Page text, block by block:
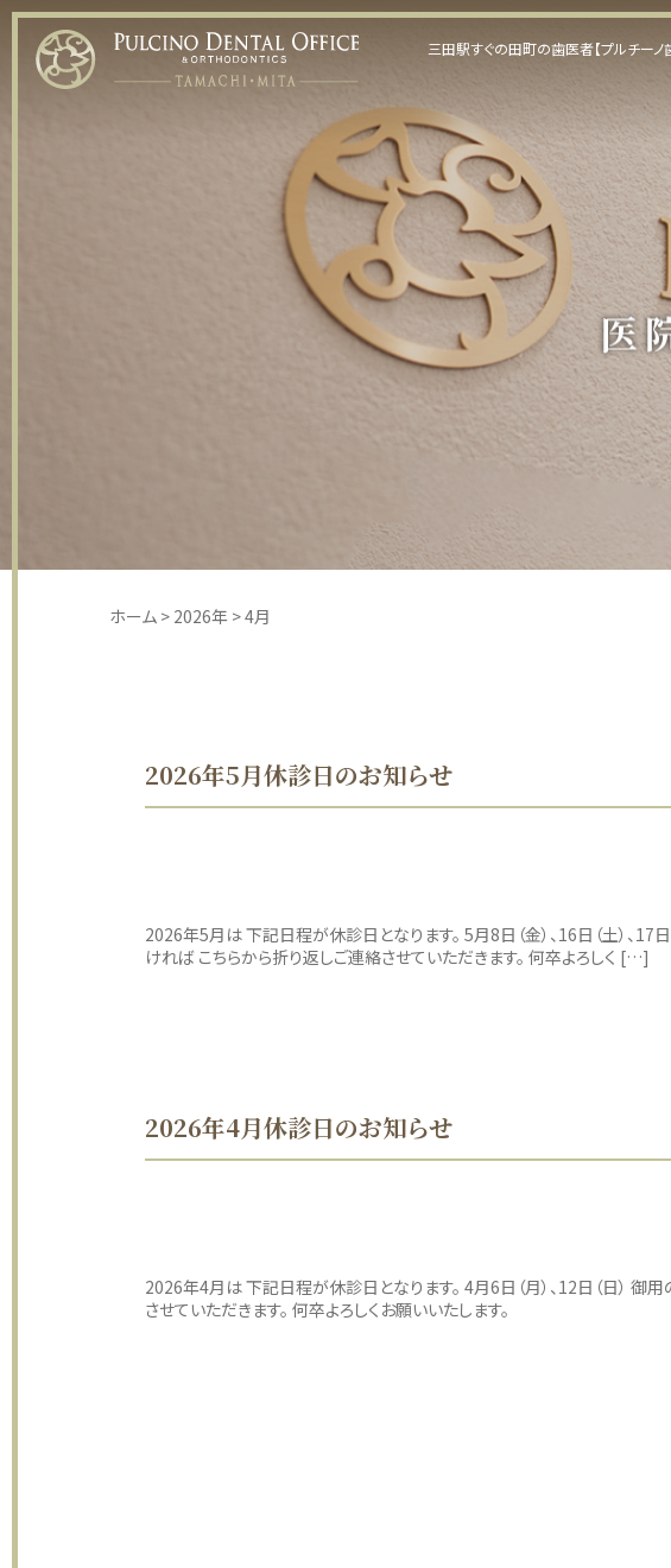
三田駅すぐの田町の歯医者【プルチーノ
医
ホーム > 2026年 >4月
2026年5月休診日のお知らせ
2026年5月は 下記日程が休診日となります。 5月8日（金）、16日（土）、17
ければ こちらから折り返しご連絡させていただきます。 何卒よろしく […]
2026年4月休診日のお知らせ
2026年4月は 下記日程が休診日となります。 4月6日（月）、12日（日）
させていただきます。 何卒よろしくお願いいたします。